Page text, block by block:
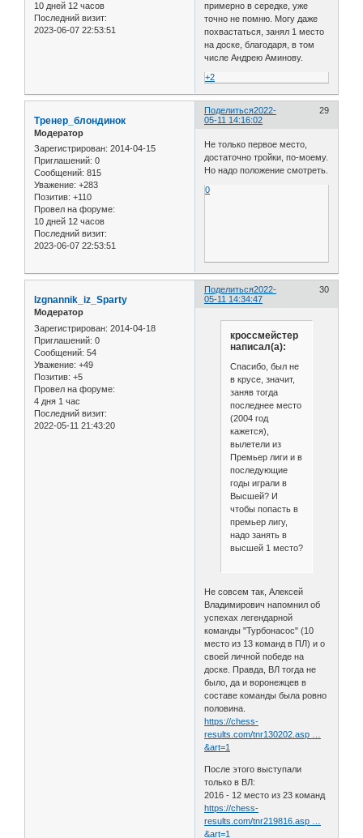
10 дней 12 часов
Последний визит:
2023-06-07 22:53:51
примерно в середке, уже
точно не помню. Могу даже
похвастаться, занял 1 место
на доске, благодаря, в том
числе Андрею Аминову.
+2
Поделиться 29
2022-
05-11 14:16:02
Тренер_блондинок
Модератор
Зарегистрирован: 2014-04-15
Приглашений: 0
Сообщений: 815
Уважение: +283
Позитив: +110
Провел на форуме:
10 дней 12 часов
Последний визит:
2023-06-07 22:53:51
Не только первое место,
достаточно тройки, по-моему.
Но надо положение смотреть.
0
Поделиться 30
2022-
05-11 14:34:47
Izgnannik_iz_Sparty
Модератор
Зарегистрирован: 2014-04-18
Приглашений: 0
Сообщений: 54
Уважение: +49
Позитив: +5
Провел на форуме:
4 дня 1 час
Последний визит:
2022-05-11 21:43:20
кроссмейстер
написал(а):
Спасибо, был не
в крусе, значит,
заняв тогда
последнее место
(2004 год
кажется),
вылетели из
Премьер лиги и в
последующие
годы играли в
Высшей? И
чтобы попасть в
премьер лигу,
надо занять в
высшей 1 место?
Не совсем так, Алексей
Владимирович напомнил об
успехах легендарной
команды "Турбонасос" (10
место из 13 команд в ПЛ) и о
своей личной победе на
доске. Правда, ВЛ тогда не
было, да и воронежцев в
составе команды была ровно
половина.
https://chess-
results.com/tnr130202.asp …
&art=1
После этого выступали
только в ВЛ:
2016 - 12 место из 23 команд
https://chess-
results.com/tnr219816.asp …
&art=1